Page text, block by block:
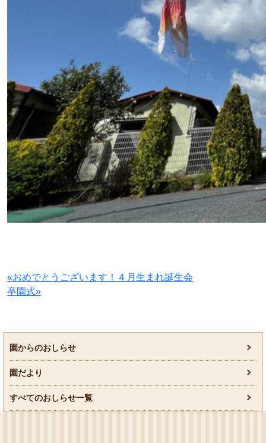
«おめでとうございます！４月生まれ誕生会
卒園式»
園からのおしらせ
園だより
すべてのおしらせ一覧